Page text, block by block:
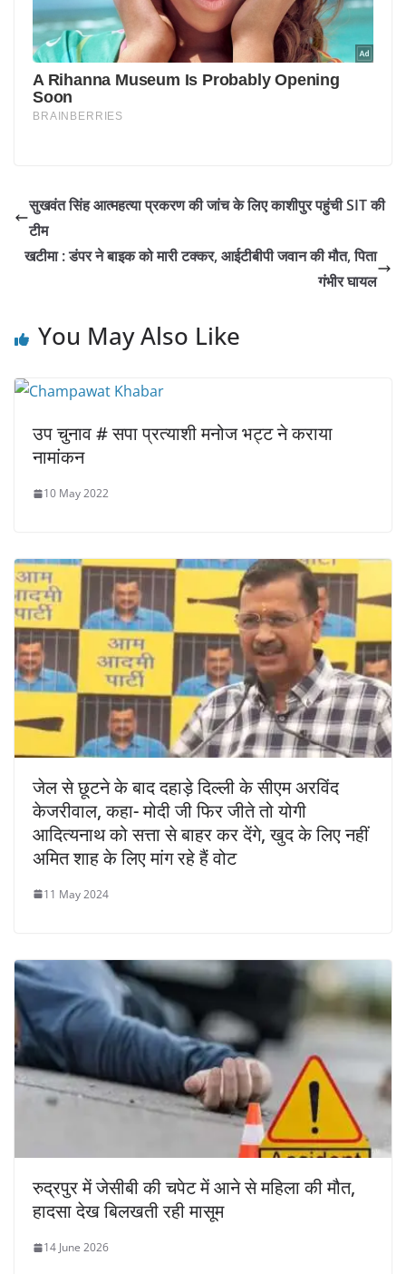
सुखवंत सिंह आत्महत्या प्रकरण की जांच के लिए काशीपुर पहुंची SIT की
टीम
खटीमा : डंपर ने बाइक को मारी टक्कर, आईटीबीपी जवान की मौत, पिता
गंभीर घायल
You May Also Like
उप चुनाव # सपा प्रत्याशी मनोज भट्ट ने कराया
नामांकन
10 May 2022
जेल से छूटने के बाद दहाड़े दिल्ली के सीएम अरविंद
केजरीवाल, कहा- मोदी जी फिर जीते तो योगी
आदित्यनाथ को सत्ता से बाहर कर देंगे, खुद के लिए नहीं
अमित शाह के लिए मांग रहे हैं वोट
11 May 2024
रुद्रपुर में जेसीबी की चपेट में आने से महिला की मौत,
हादसा देख बिलखती रही मासूम
14 June 2026